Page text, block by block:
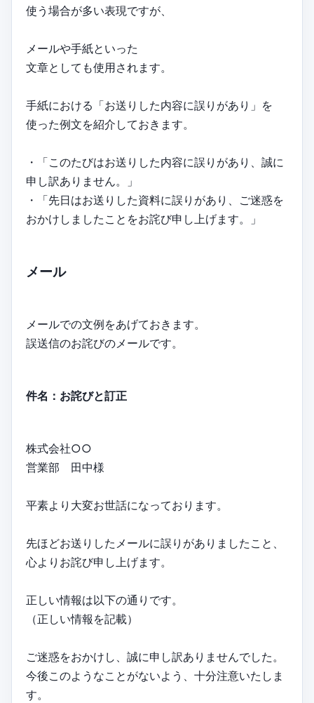
使う場合が多い表現ですが、
メールや手紙といった
文章としても使用されます。
手紙における「お送りした内容に誤りがあり」を
使った例文を紹介しておきます。
・「このたびはお送りした内容に誤りがあり、誠に
申し訳ありません。」
・「先日はお送りした資料に誤りがあり、ご迷惑を
おかけしましたことをお詫び申し上げます。」
メール
メールでの文例をあげておきます。
誤送信のお詫びのメールです。
件名：お詫びと訂正
株式会社○○
営業部 田中様
平素より大変お世話になっております。
先ほどお送りしたメールに誤りがありましたこと、
心よりお詫び申し上げます。
正しい情報は以下の通りです。
（正しい情報を記載）
ご迷惑をおかけし、誠に申し訳ありませんでした。
今後このようなことがないよう、十分注意いたしま
す。